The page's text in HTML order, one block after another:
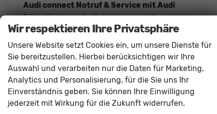
Audi connect Notruf & Service mit Audi
(Notrufsystem eCall), Audi connect Remote &
Control,Audi virtual Cockpit plus(11,9 Zoll
Farbdisplay, Bordcomputer), MMI experience
plus, Audi connect Navigation & Infotainment,
Audi Soundsystem(10 Lautsprecher inkl.
Centerspeaker und Subwoofer),Digitaler
Radioempfang DAB+, MMI Radio-
Navigationssystem plus mit MMI touch
Wir respektieren Ihre Privatsphäre
Unsere Website setzt Cookies ein, um unsere Dienste für
Sie bereitzustellen. Hierbei berücksichtigen wir Ihre
Auswahl und verarbeiten nur die Daten für Marketing,
Analytics und Personalisierung, für die Sie uns Ihr
Einverständnis geben. Sie können Ihre Einwilligung
jederzeit mit Wirkung für die Zukunft widerrufen.